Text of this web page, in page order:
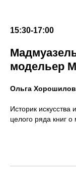
15:30-17:00
модельер
Ольга
Историк
целого ряда книг